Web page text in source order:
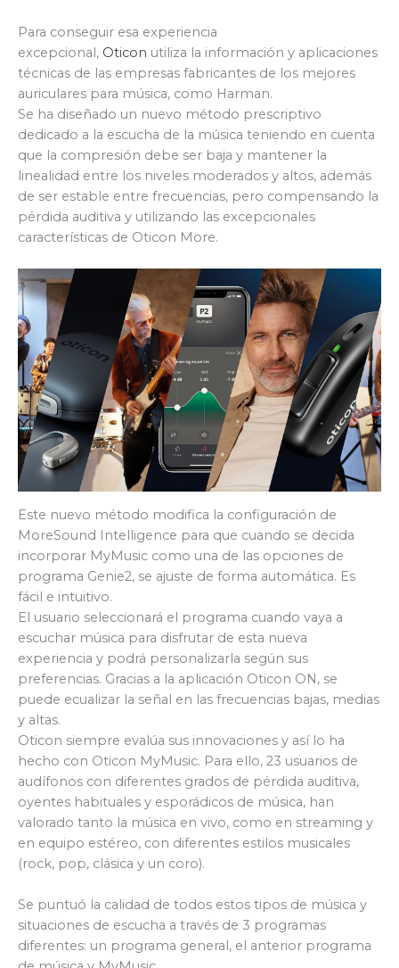
Para conseguir esa experiencia
excepcional, Oticon utiliza la información y aplicaciones
técnicas de las empresas fabricantes de los mejores
auriculares para música, como Harman.
Se ha diseñado un nuevo método prescriptivo
dedicado a la escucha de la música teniendo en cuenta
que la compresión debe ser baja y mantener la
linealidad entre los niveles moderados y altos, además
de ser estable entre frecuencias, pero compensando la
pérdida auditiva y utilizando las excepcionales
características de Oticon More.
Este nuevo método modifica la configuración de
MoreSound Intelligence para que cuando se decida
incorporar MyMusic como una de las opciones de
programa Genie2, se ajuste de forma automática. Es
fácil e intuitivo.
El usuario seleccionará el programa cuando vaya a
escuchar música para disfrutar de esta nueva
experiencia y podrá personalizarla según sus
preferencias. Gracias a la aplicación Oticon ON, se
puede ecualizar la señal en las frecuencias bajas, medias
y altas.
Oticon siempre evalúa sus innovaciones y así lo ha
hecho con Oticon MyMusic. Para ello, 23 usuarios de
audífonos con diferentes grados de pérdida auditiva,
oyentes habituales y esporádicos de música, han
valorado tanto la música en vivo, como en streaming y
en equipo estéreo, con diferentes estilos musicales
(rock, pop, clásica y un coro).
Se puntuó la calidad de todos estos tipos de música y
situaciones de escucha a través de 3 programas
diferentes: un programa general, el anterior programa